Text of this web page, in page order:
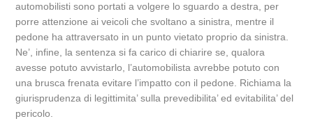
automobilisti sono portati a volgere lo sguardo a destra, per
porre attenzione ai veicoli che svoltano a sinistra, mentre il
pedone ha attraversato in un punto vietato proprio da sinistra.
Ne’, infine, la sentenza si fa carico di chiarire se, qualora
avesse potuto avvistarlo, l’automobilista avrebbe potuto con
una brusca frenata evitare l’impatto con il pedone. Richiama la
giurisprudenza di legittimita’ sulla prevedibilita’ ed evitabilita’ del
pericolo.